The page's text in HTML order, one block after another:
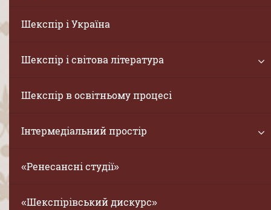
Шекспір і Україна
Шекспір і світова література
Шекспір в освітньому процесі
Інтермедіальний простір
«Ренесансні студії»
«Шекспірівський дискурс»